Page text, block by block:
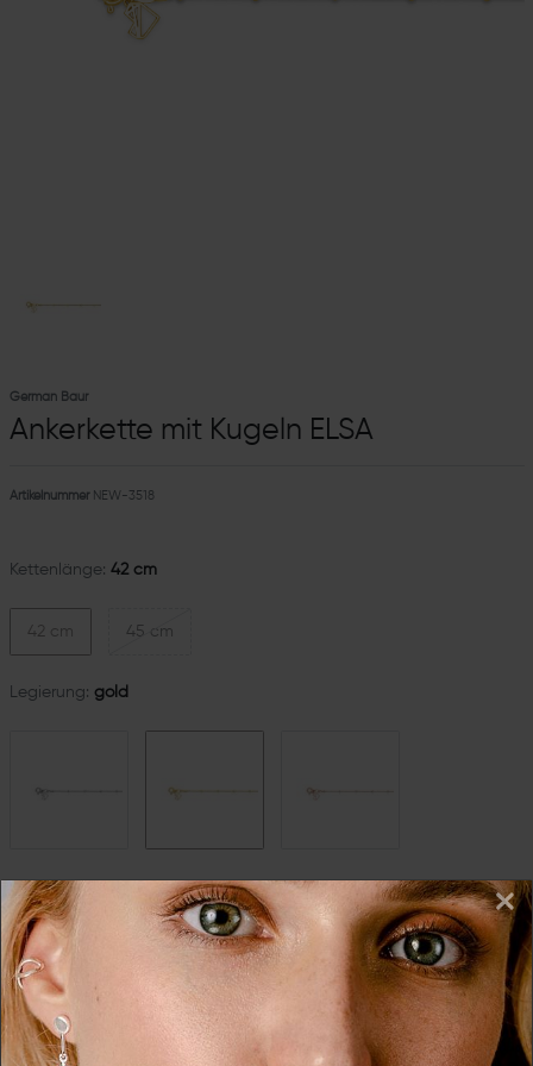
German Baur
Ankerkette mit Kugeln ELSA
Artikelnummer NEW-3518
Kettenlänge: 42 cm
42 cm 45 cm
Legierung: gold
45,00 EUR*
Inhalt1
in 2-4 Tagen bei Dir
In den Warenkorb
×